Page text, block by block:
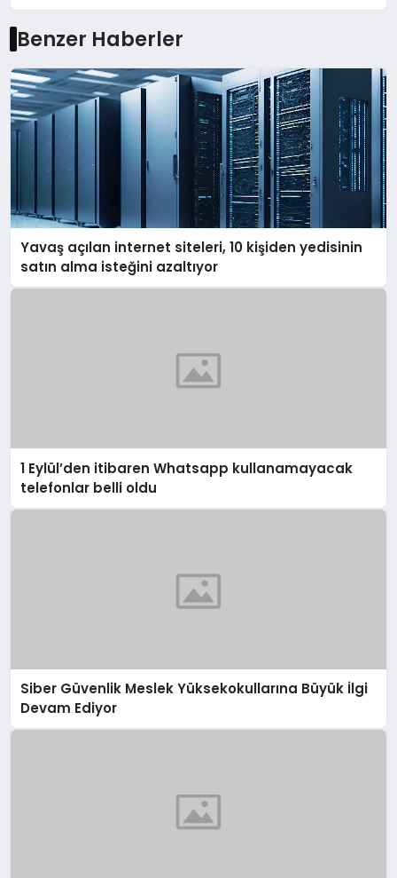
Benzer Haberler
Yavaş açılan internet siteleri, 10 kişiden yedisinin
satın alma isteğini azaltıyor
1 Eylül’den itibaren Whatsapp kullanamayacak
telefonlar belli oldu
Siber Güvenlik Meslek Yüksekokullarına Büyük İlgi
Devam Ediyor